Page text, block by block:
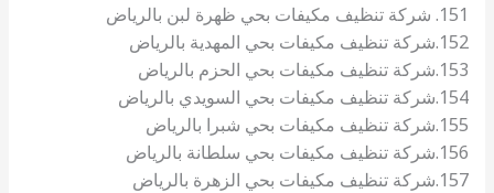
151. شركة تنظيف مكيفات بحي ظهرة لبن بالرياض
152.شركة تنظيف مكيفات بحي المهدية بالرياض
153.شركة تنظيف مكيفات بحي الحزم بالرياض
154.شركة تنظيف مكيفات بحي السويدي بالرياض
155.شركة تنظيف مكيفات بحي شبرا بالرياض
156.شركة تنظيف مكيفات بحي سلطانة بالرياض
157.شركة تنظيف مكيفات بحي الزهرة بالرياض